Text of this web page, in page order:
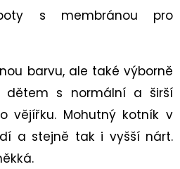
s membránou pro
barvu, ale také výborně
s normální a širší
vějířku. Mohutný kotník v
a stejně tak i vyšší nárt.